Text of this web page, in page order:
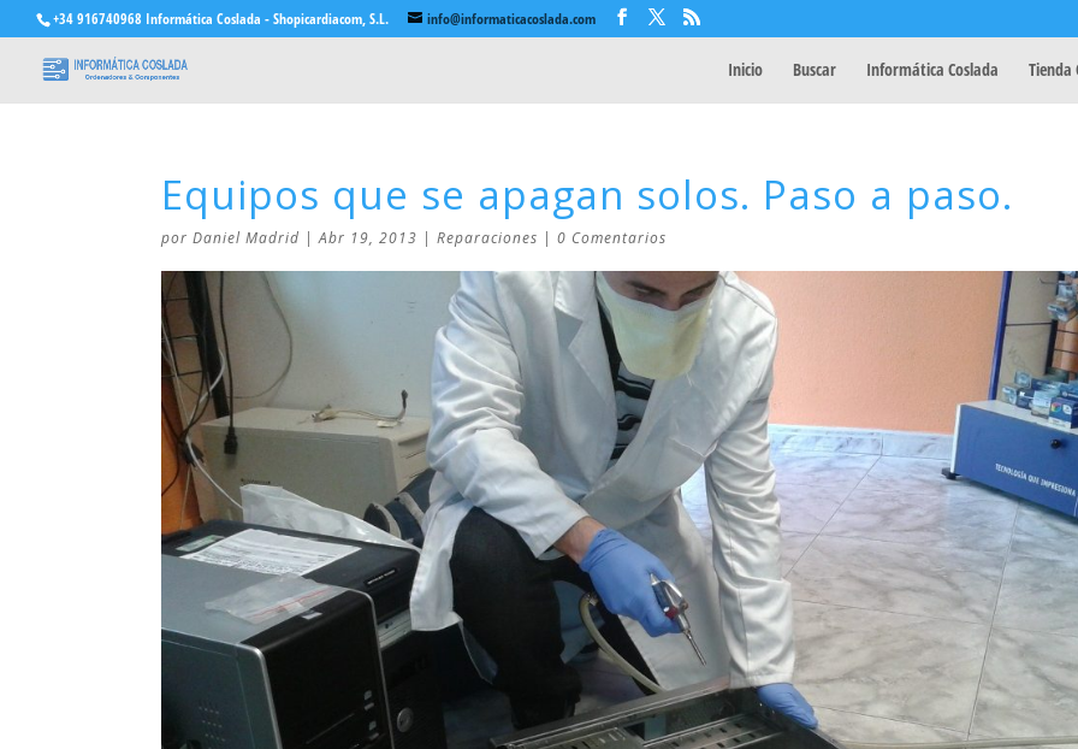
+34 916740968 Informática Coslada - Shopicardiacom, S.L. info@informaticacoslada.com
Inicio Buscar Informática Coslada Tienda
Equipos que se apagan solos. Paso a paso.
porDaniel Madrid |Abr 19, 2013 |Reparaciones |0 Comentarios